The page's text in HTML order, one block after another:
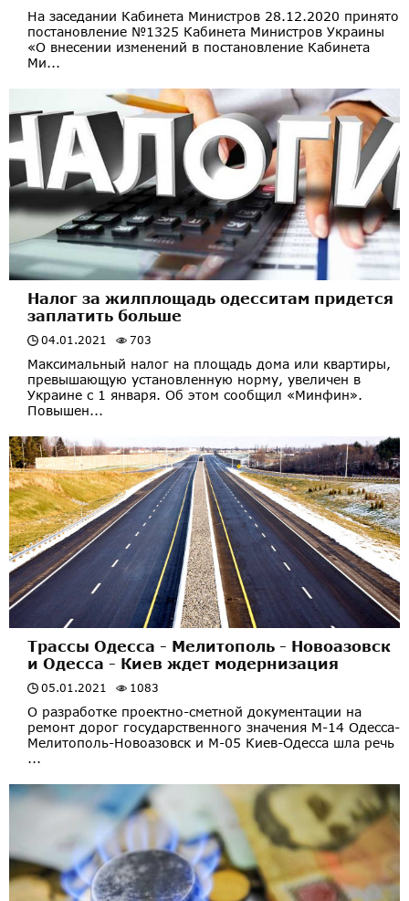
На заседании Кабинета Министров 28.12.2020 принято
постановление №1325 Кабинета Министров Украины
«О внесении изменений в постановление Кабинета
Ми...
Налог за жилплощадь одесситам придется
заплатить больше
04.01.2021 703
Максимальный налог на площадь дома или квартиры,
превышающую установленную норму, увеличен в
Украине с 1 января. Об этом сообщил «Минфин».
Повышен...
Трассы Одесса - Мелитополь - Новоазовск
и Одесса - Киев ждет модернизация
05.01.2021 1083
О разработке проектно-сметной документации на
ремонт дорог государственного значения М-14 Одесса-
Мелитополь-Новоазовск и М-05 Киев-Одесса шла речь
...